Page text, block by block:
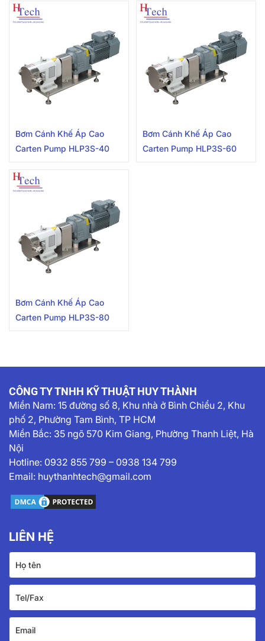
Bơm Cánh Khế Áp Cao
Carten Pump HLP3S-40
Bơm Cánh Khế Áp Cao
Carten Pump HLP3S-60
Bơm Cánh Khế Áp Cao
Carten Pump HLP3S-80
CÔNG TY TNHH KỸ THUẬT HUY THÀNH
Miền Nam: 15 đường số 8, Khu nhà ở Bình Chiểu 2, Khu
phố 2, Phường Tam Bình, TP HCM
Miền Bắc: 35 ngõ 570 Kim Giang, Phường Thanh Liệt, Hà
Nội
Hotline: 0932 855 799 – 0938 134 799
Email: huythanhtech@gmail.com
LIÊN HỆ